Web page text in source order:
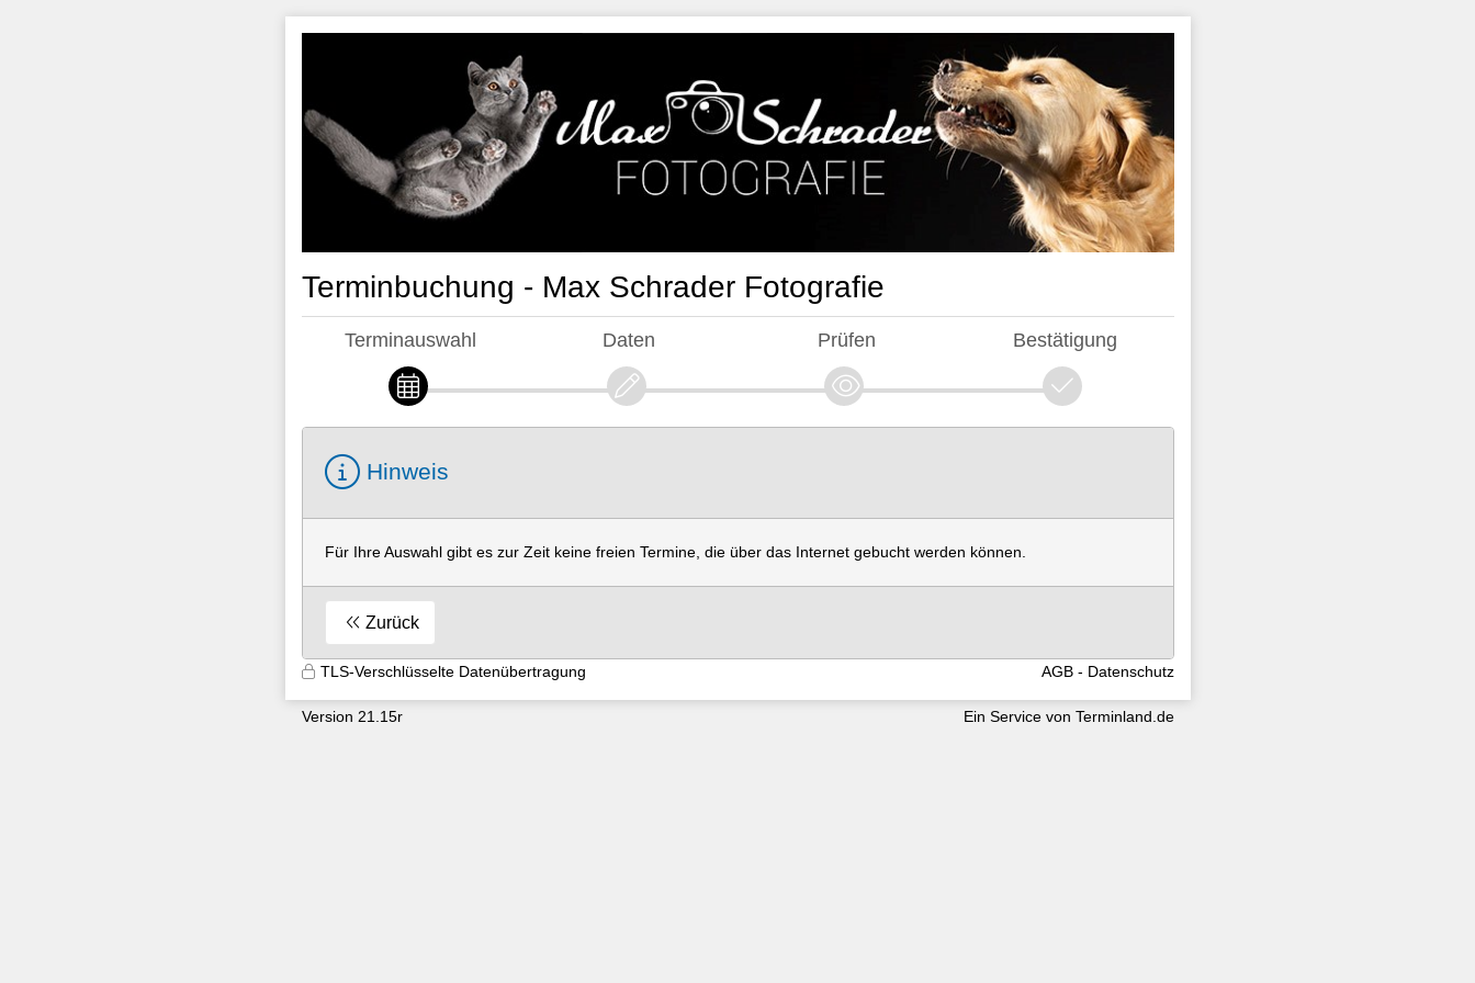
Terminbuchung - Max Schrader Fotografie
Terminauswahl Daten Prüfen Bestätigung
Hinweis
Für Ihre Auswahl gibt es zur Zeit keine freien Termine, die über das Internet gebucht werden können.
Zurück
TLS-Verschlüsselte Datenübertragung AGB Datenschutz
Version 21.15r9600 Ein Service von Terminland.de